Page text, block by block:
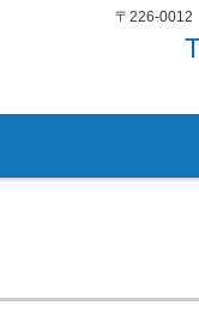
〒226-0012